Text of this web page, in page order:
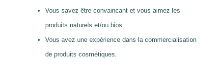
Vous savez être convaincant et vous aimez les
produits naturels et/ou bios.
Vous avez une expérience dans la commercialisation
de produits cosmétiques.